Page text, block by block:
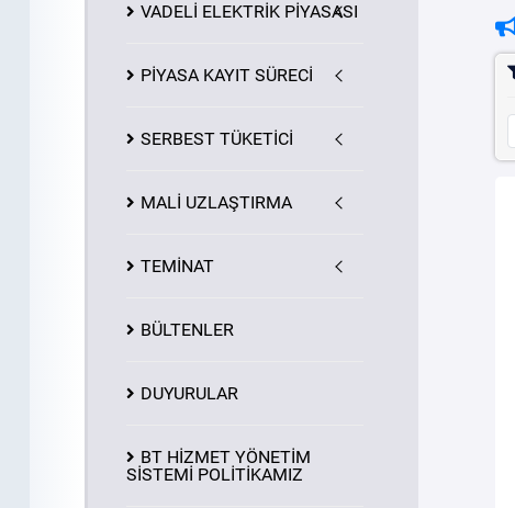
VADELİ ELEKTRİK PİYASASI
PİYASAKAYIT SÜRECİ
SERBEST TÜKETİCİ
MALİ UZLAŞTIRMA
TEMİNAT
BÜLTENLER
DUYURULAR
BT HİZMET YÖNETİM
SİSTEMİ POLİTİKAMIZ